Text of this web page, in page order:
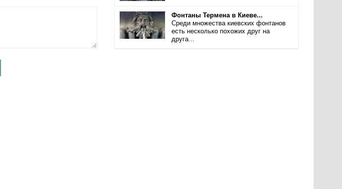
Фонтаны Термена в Киеве...
Среди множества киевских фонтанов
есть несколько похожих друг на
друга...